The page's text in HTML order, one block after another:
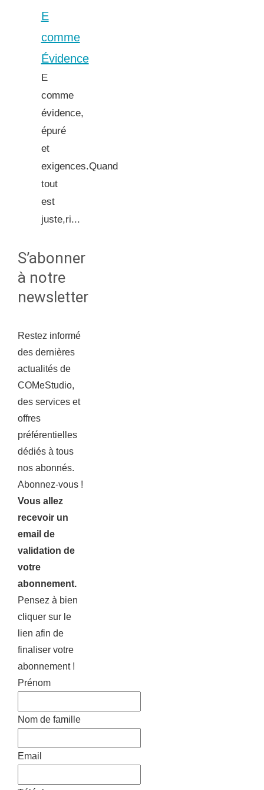
E
comme
Évidence
E
comme
évidence,
épuré
et
exigences.Quand
tout
est
juste,ri...
S’abonner
à notre
newsletter
Restez informé
des dernières
actualités de
COMeStudio,
des services et
offres
préférentielles
dédiés à tous
nos abonnés.
Abonnez-vous !
Vous allez
recevoir un
email de
validation de
votre
abonnement.
Pensez à bien
cliquer sur le
lien afin de
finaliser votre
abonnement !
Prénom
Nom de famille
Email